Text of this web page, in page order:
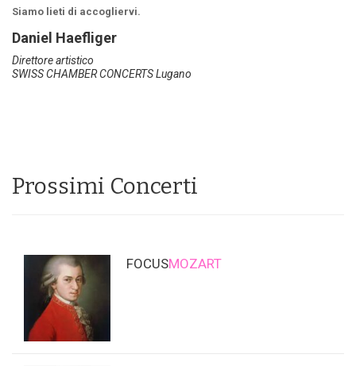
Siamo lieti di accogliervi.
Daniel Haefliger
Direttore artistico
SWISS CHAMBER CONCERTS Lugano
Prossimi Concerti
FOCUSMOZART